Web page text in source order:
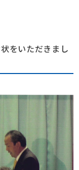
をいただきまし